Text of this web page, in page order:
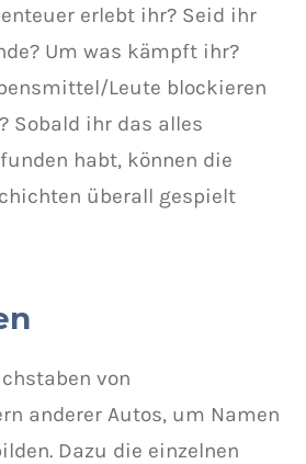
erlebt ihr? Seid ihr
Um was kämpft ihr?
Leute blockieren
Sobald ihr das alles
habt, können die
überall gespielt
von
anderer Autos, um Namen
Dazu die einzelnen